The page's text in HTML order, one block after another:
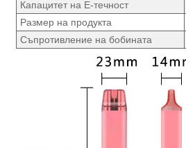
Капацитет на Е-течност
Размер на продукта
Съпротивление на бобината